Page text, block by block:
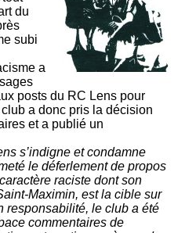
du
subi
a
posts du RC Lens pour
a donc pris la décision
et a publié un
s’indigne et condamne
le déferlement de propos
raciste dont son
Maximin, est la cible sur
responsabilité, le club a été
commentaires de